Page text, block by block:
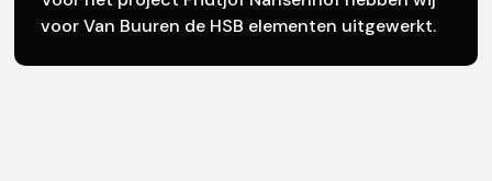
voor Van Buuren de HSB elementen uitgewerkt.